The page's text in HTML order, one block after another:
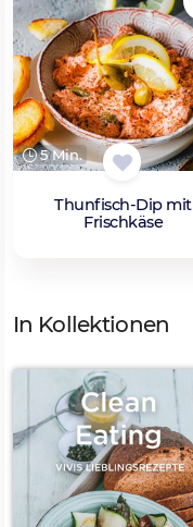
5 Min.
Thunfisch-Dip mit
Frischkäse
In Kollektionen